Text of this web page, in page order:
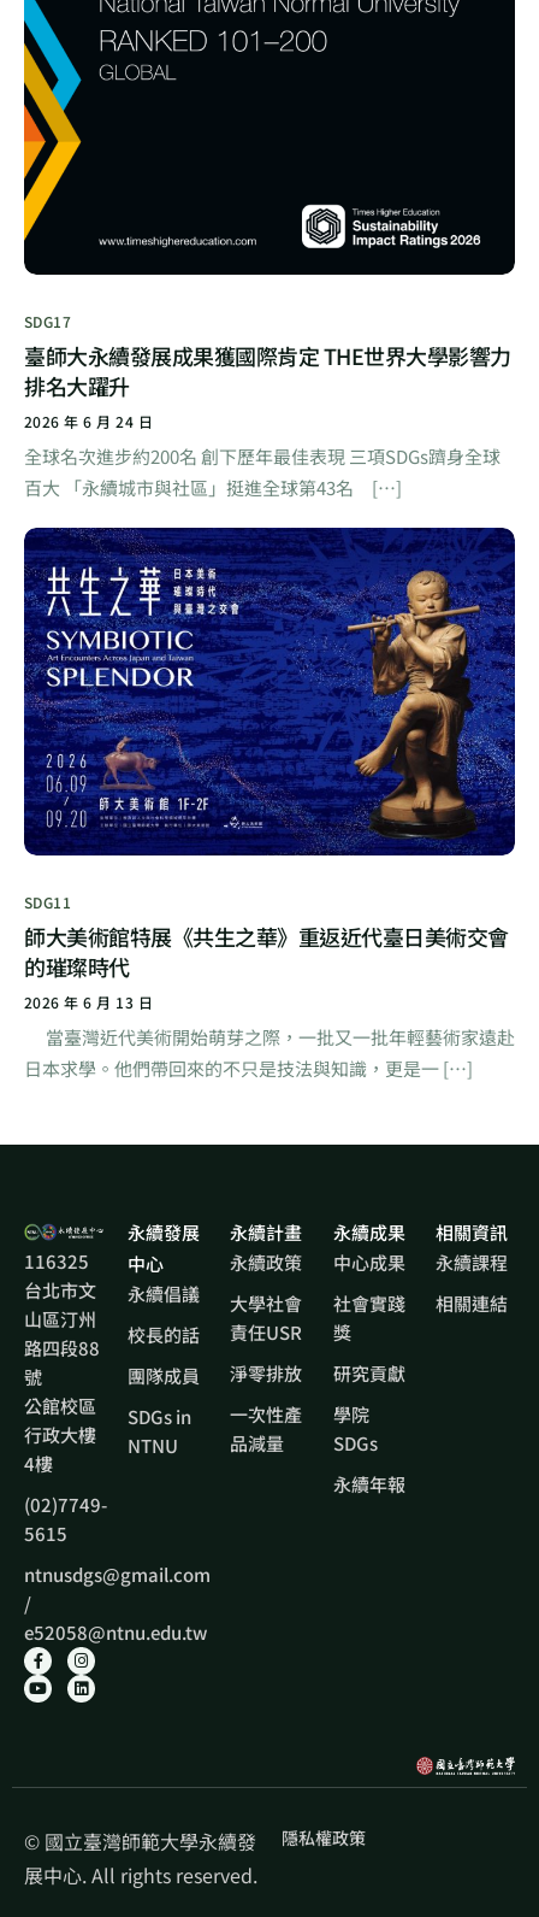
SDG17
臺師大永續發展成果獲國際肯定 THE世界大學影響力
排名大躍升
2026 年 6 月 24 日
全球名次進步約200名 創下歷年最佳表現 三項SDGs躋身全球
百大 「永續城市與社區」挺進全球第43名 […]
SDG11
師大美術館特展《共生之華》重返近代臺日美術交會
的璀璨時代
2026 年 6 月 13 日
當臺灣近代美術開始萌芽之際，一批又一批年輕藝術家遠赴
日本求學。他們帶回來的不只是技法與知識，更是一 […]
116325
台北市文
山區汀州
路四段88
號
公館校區
行政大樓
4樓
(02)7749-
5615
ntnusdgs@gmail.com
/
e52058@ntnu.edu.tw
永續發展
中心
永續倡議
校長的話
團隊成員
SDGs in
NTNU
永續計畫
永續政策
大學社會
責任USR
淨零排放
一次性產
品減量
永續成果
中心成果
社會實踐
獎
研究貢獻
學院
SDGs
永續年報
相關資訊
永續課程
相關連結
© 國立臺灣師範大學永續發
展中心. All rights reserved.
隱私權政策